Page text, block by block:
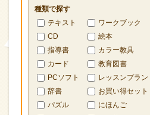
種類で探す
テキスト
CD
指導書
カード
PCソフト
辞書
パズル
ワークブック
絵本
カラー教具
教育図書
レッスンプラン
お買い得セット
にほんご